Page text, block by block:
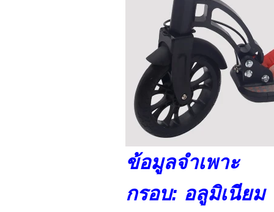
ข้อมูลจำเพาะ
กรอบ: อลูมิเนียม